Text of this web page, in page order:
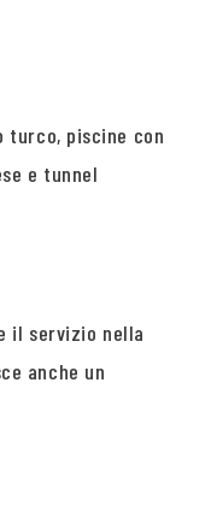
turco, piscine con
e tunnel
il servizio nella
anche un